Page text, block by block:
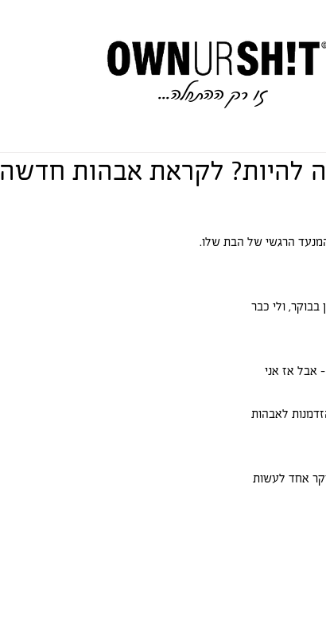
זו רק ההתחלה...
להיות? לקראת אבהות חדשה
הרגשי של הבת שלו.
ולי כבר
אבל אז אני
לאבהות
אחד לעשות